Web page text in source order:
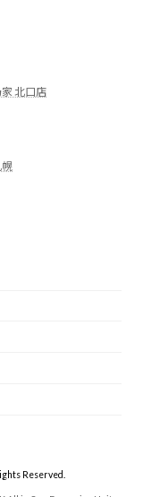
北口店
幌
Reserved.